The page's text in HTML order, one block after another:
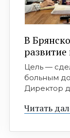
В
Цель —
больным
Директор
Читать